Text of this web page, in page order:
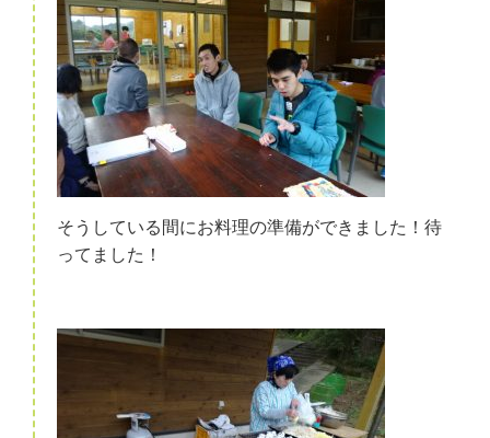
そうしている間にお料理の準備ができました！待
ってました！